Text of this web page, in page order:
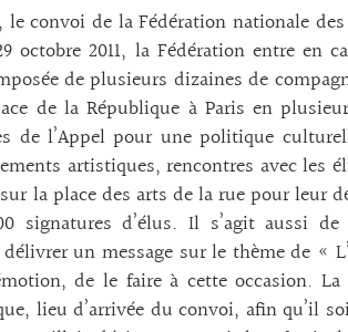
le convoi de la Fédération nationale
2011, la Fédération entre en
de plusieurs dizaines de
de la République à Paris en
de l’Appel pour une politique
artistiques, rencontres avec les
la place des arts de la rue pour leur
signatures d’élus. Il s’agit aussi
un message sur le thème de «
de le faire à cette occasion. La
lieu d’arrivée du convoi, afin qu’il